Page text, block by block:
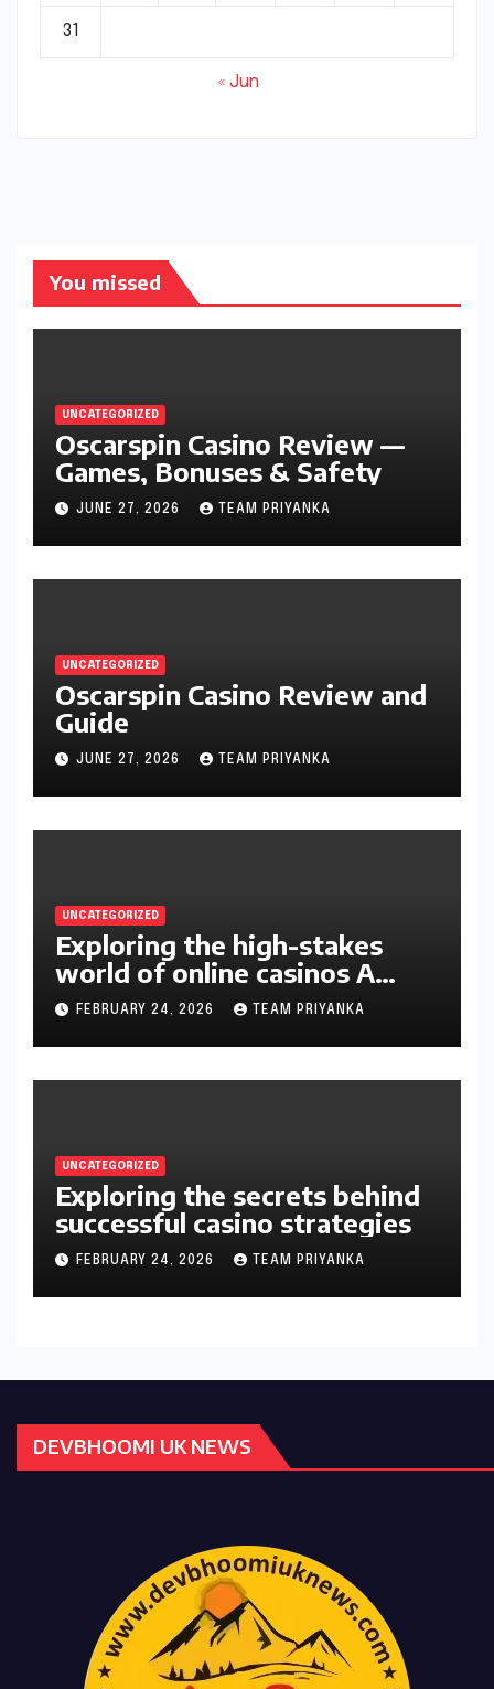
31
« Jun
You missed
UNCATEGORIZED
Oscarspin Casino Review —
Games, Bonuses & Safety
JUNE 27, 2026 TEAM PRIYANKA
UNCATEGORIZED
Oscarspin Casino Review and
Guide
JUNE 27, 2026 TEAM PRIYANKA
UNCATEGORIZED
Exploring the high-stakes
world of online casinos A
gambler’s guide
FEBRUARY 24, 2026 TEAM PRIYANKA
UNCATEGORIZED
Exploring the secrets behind
successful casino strategies
FEBRUARY 24, 2026 TEAM PRIYANKA
DEVBHOOMI UK NEWS